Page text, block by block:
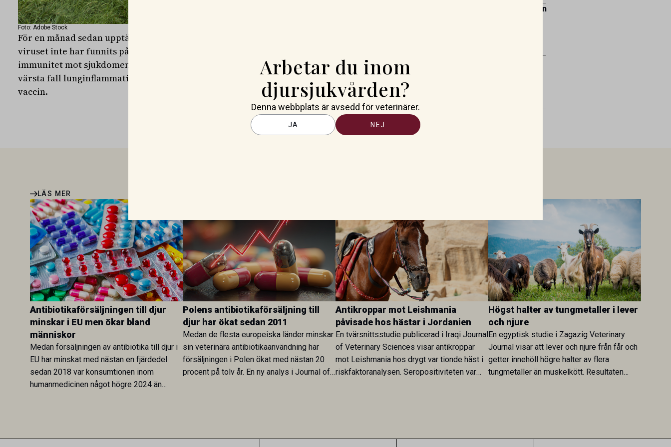
Foto: Adobe Stock
För en månad sedan upptäcktes RS-viruset hos jämtländska kor. Eftersom
viruset inte har funnits på många år i Jämtland har djuren därför ingen
immunitet mot sjukdomen. Symtomen kan variera från mycket lindriga till i
värsta fall lunginflammation. Men smittan går att stoppa och det finns även
vaccin.
Antibiotikaförsäljningen
LÄS MER
Antibiotikaförsäljningen till djur
minskar i EU men ökar bland
människor
Medan försäljningen av antibiotika till djur i
EU har minskat med nästan en fjärdedel
sedan 2018 var konsumtionen inom
humanmedicinen något högre 2024 än
Polens antibiotikaförsäljning till
djur har ökat sedan 2011
Medan de flesta europeiska länder minskar
sin veterinära antibiotikaanvändning har
försäljningen i Polen ökat med nästan 20
procent på tolv år. En ny analys i Journal of
Antikroppar mot Leishmania
påvisade hos hästar i Jordanien
En tvärsnittsstudie publicerad i Iraqi Journal
of Veterinary Sciences visar antikroppar
mot Leishmania hos drygt var tionde häst i
riskfaktoranalysen. Seropositiviteten var
Högst halter av tungmetaller i lever
och njure
En egyptisk studie i Zagazig Veterinary
Journal visar att lever och njure från får och
getter innehöll högre halter av flera
tungmetaller än muskelkött. Resultaten
Arbetar du inom
djursjukvården?
Denna webbplats är avsedd för veterinärer.
JA NEJ